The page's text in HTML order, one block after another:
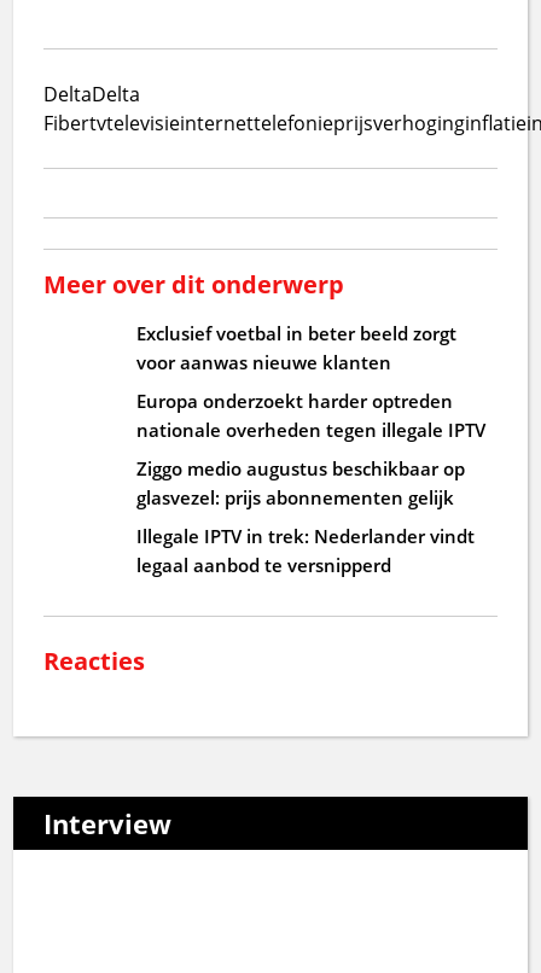
DeltaDelta
Fibertvtelevisieinternettelefonieprijsverhoginginflatie
Meer over dit onderwerp
Exclusief voetbal in beter beeld zorgt
voor aanwas nieuwe klanten
Europa onderzoekt harder optreden
nationale overheden tegen illegale IPTV
Ziggo medio augustus beschikbaar op
glasvezel: prijs abonnementen gelijk
Illegale IPTV in trek: Nederlander vindt
legaal aanbod te versnipperd
Reacties
Interview